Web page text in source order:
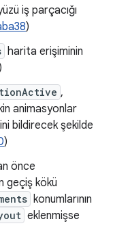
iş parçacığı
)
harita erişiminin
)
,
animasyonlar
bildirecek şekilde
)
önce
geçiş kökü
konumlarının
eklenmişse